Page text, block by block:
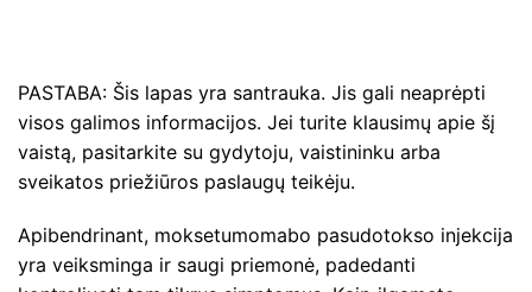
PASTABA: Šis lapas yra santrauka. Jis gali neaprėpti
visos galimos informacijos. Jei turite klausimų apie šį
vaistą, pasitarkite su gydytoju, vaistininku arba
sveikatos priežiūros paslaugų teikėju.
Apibendrinant, moksetumomabo pasudotokso injekcija
yra veiksminga ir saugi priemonė, padedanti